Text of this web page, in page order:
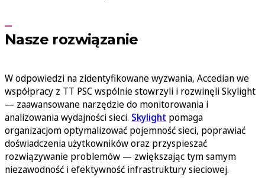
Nasze rozwiązanie
W odpowiedzi na zidentyfikowane wyzwania, Accedian we
współpracy z TT PSC wspólnie stowrzyli i rozwinęli Skylight
— zaawansowane narzędzie do monitorowania i
analizowania wydajności sieci. Skylight pomaga
organizacjom optymalizować pojemność sieci, poprawiać
doświadczenia użytkowników oraz przyspieszać
rozwiązywanie problemów — zwiększając tym samym
niezawodność i efektywność infrastruktury sieciowej.